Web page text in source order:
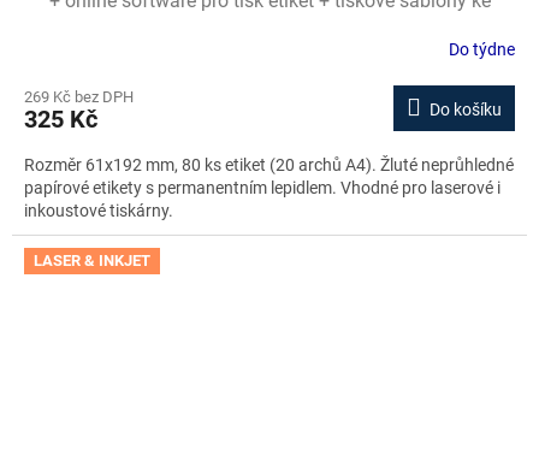
Do týdne
269 Kč bez DPH
325 Kč Do košíku
Rozměr 61x192 mm, 80 ks etiket (20 archů A4). Žluté neprůhledné
papírové etikety s permanentním lepidlem. Vhodné pro laserové i
inkoustové tiskárny.
LASER & INKJET